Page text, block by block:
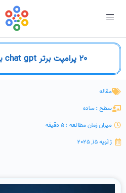
20 پرامپت برتر chat gpt برای کسب و کارها
مقاله
سطح : ساده
میزان زمان مطالعه : 5 دقیقه
ژانویه 15, 2025